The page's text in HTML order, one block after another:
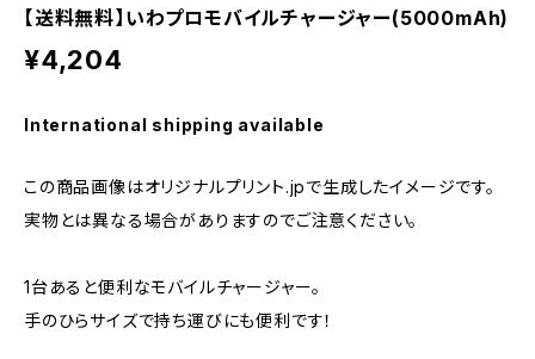
【送料無料】いわプロモバイルチャージャー(5000mAh)
¥4,204
International shipping available
この商品画像はオリジナルプリント.jpで生成したイメージです。
実物とは異なる場合がありますのでご注意ください。
1台あると便利なモバイルチャージャー。
手のひらサイズで持ち運びにも便利です！